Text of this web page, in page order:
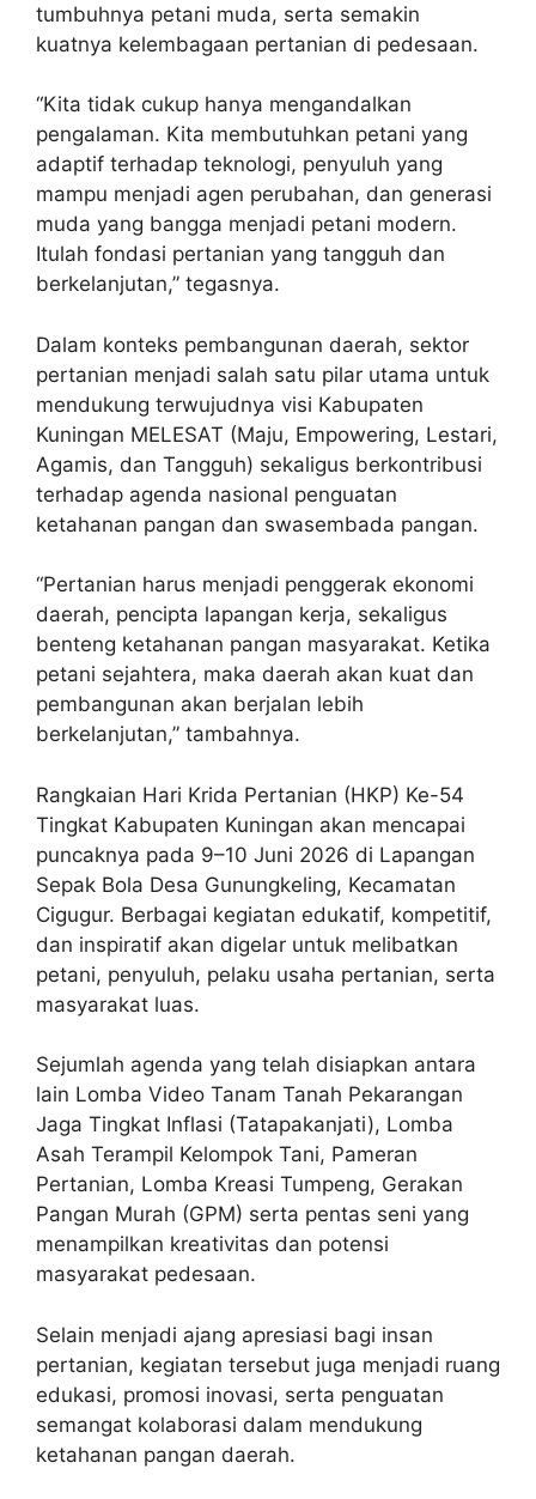
tumbuhnya petani muda, serta semakin
kuatnya kelembagaan pertanian di pedesaan.
“Kita tidak cukup hanya mengandalkan
pengalaman. Kita membutuhkan petani yang
adaptif terhadap teknologi, penyuluh yang
mampu menjadi agen perubahan, dan generasi
muda yang bangga menjadi petani modern.
Itulah fondasi pertanian yang tangguh dan
berkelanjutan,” tegasnya.
Dalam konteks pembangunan daerah, sektor
pertanian menjadi salah satu pilar utama untuk
mendukung terwujudnya visi Kabupaten
Kuningan MELESAT (Maju, Empowering, Lestari,
Agamis, dan Tangguh) sekaligus berkontribusi
terhadap agenda nasional penguatan
ketahanan pangan dan swasembada pangan.
“Pertanian harus menjadi penggerak ekonomi
daerah, pencipta lapangan kerja, sekaligus
benteng ketahanan pangan masyarakat. Ketika
petani sejahtera, maka daerah akan kuat dan
pembangunan akan berjalan lebih
berkelanjutan,” tambahnya.
Rangkaian Hari Krida Pertanian (HKP) Ke-54
Tingkat Kabupaten Kuningan akan mencapai
puncaknya pada 9–10 Juni 2026 di Lapangan
Sepak Bola Desa Gunungkeling, Kecamatan
Cigugur. Berbagai kegiatan edukatif, kompetitif,
dan inspiratif akan digelar untuk melibatkan
petani, penyuluh, pelaku usaha pertanian, serta
masyarakat luas.
Sejumlah agenda yang telah disiapkan antara
lain Lomba Video Tanam Tanah Pekarangan
Jaga Tingkat Inflasi (Tatapakanjati), Lomba
Asah Terampil Kelompok Tani, Pameran
Pertanian, Lomba Kreasi Tumpeng, Gerakan
Pangan Murah (GPM) serta pentas seni yang
menampilkan kreativitas dan potensi
masyarakat pedesaan.
Selain menjadi ajang apresiasi bagi insan
pertanian, kegiatan tersebut juga menjadi ruang
edukasi, promosi inovasi, serta penguatan
semangat kolaborasi dalam mendukung
ketahanan pangan daerah.